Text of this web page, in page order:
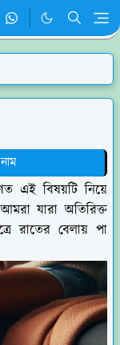
এই বিষয়টি নিয়ে
যারা অতিরিক্ত
রাতের বেলায় পা